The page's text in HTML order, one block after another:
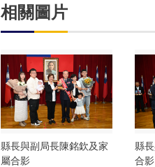
相關圖片
縣長與副局長陳銘欽及家
屬合影
縣
合影